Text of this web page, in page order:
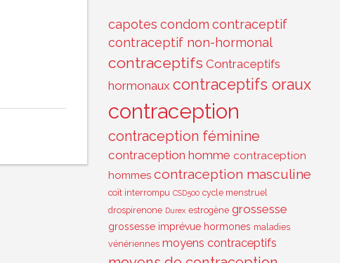
capotes condom contraceptif
contraceptif non-hormonal
contraceptifs Contraceptifs
hormonaux contraceptifs oraux
contraception
contraception féminine
contraception homme contraception
hommes contraception masculine
coït interrompu CSD500 cycle menstruel
drospirenone Durex estrogène grossesse
grossesse imprévue hormones maladies
vénériennes moyens contraceptifs